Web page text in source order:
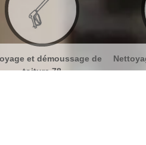
Nettoyage et pose de gouttières
78